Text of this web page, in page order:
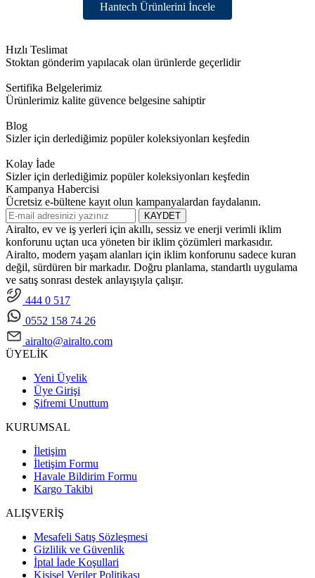
Hantech Ürünlerini İncele
Hızlı Teslimat
Stoktan gönderim yapılacak olan ürünlerde geçerlidir
Sertifika Belgelerimiz
Ürünlerimiz kalite güvence belgesine sahiptir
Blog
Sizler için derlediğimiz popüler koleksiyonları keşfedin
Kolay İade
Sizler için derlediğimiz popüler koleksiyonları keşfedin
Kampanya Habercisi
Ücretsiz e-bültene kayıt olun kampanyalardan faydalanın.
KAYDET
Airalto, ev ve iş yerleri için akıllı, sessiz ve enerji verimli iklim
konforunu uçtan uca yöneten bir iklim çözümleri markasıdır.
Airalto, modern yaşam alanları için iklim konforunu sadece kuran
değil, sürdüren bir markadır. Doğru planlama, standartlı uygulama
ve satış sonrası destek anlayışıyla çalışır.
444 0 517
0552 158 74 26
airalto@airalto.com
ÜYELİK
Yeni Üyelik
Üye Girişi
Şifremi Unuttum
KURUMSAL
İletişim
İletişim Formu
Havale Bildirim Formu
Kargo Takibi
ALIŞVERİŞ
Mesafeli Satış Sözleşmesi
Gizlilik ve Güvenlik
İptal İade Koşullari
Kişisel Veriler Politikası